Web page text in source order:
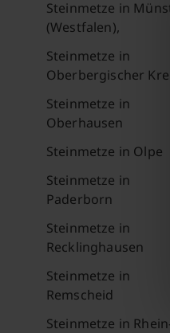
Steinmetze in
(Westfalen),
Steinmetze in
Oberbergischer
Steinmetze in
Oberhausen
Steinmetze in Olpe
Steinmetze in
Paderborn
Steinmetze in
Recklinghausen
Steinmetze in
Remscheid
Steinmetze in